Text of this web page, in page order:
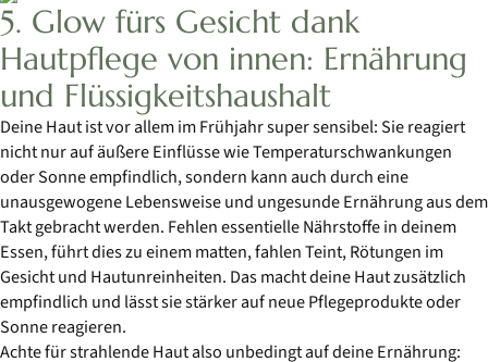
5. Glow fürs Gesicht dank
Hautpflege von innen: Ernährung
und Flüssigkeitshaushalt
Deine Haut ist vor allem im Frühjahr super sensibel: Sie reagiert
nicht nur auf äußere Einflüsse wie Temperaturschwankungen
oder Sonne empfindlich, sondern kann auch durch eine
unausgewogene Lebensweise und ungesunde Ernährung aus dem
Takt gebracht werden. Fehlen essentielle Nährstoffe in deinem
Essen, führt dies zu einem matten, fahlen Teint, Rötungen im
Gesicht und Hautunreinheiten. Das macht deine Haut zusätzlich
empfindlich und lässt sie stärker auf neue Pflegeprodukte oder
Sonne reagieren.
Achte für strahlende Haut also unbedingt auf deine Ernährung: